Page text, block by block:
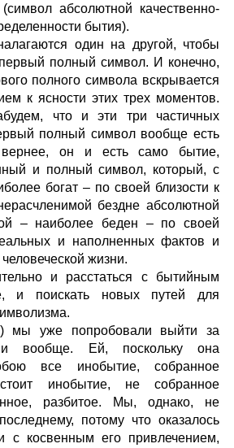
абсолютной качественно-
бытия).
один на другой, чтобы
полный символ. И конечно,
полного символа вскрывается
к ясности этих трех моментов.
что и эти три частичных
полный символ вообще есть
он и есть само бытие,
и полный символ, который, с
богат – по своей близости к
бездне абсолютной
– наиболее беден – по своей
и наполненных фактов и
жизни.
и расстаться с бытийным
и поискать новых путей для
уже попробовали выйти за
вообще. Ей, поскольку она
все инобытие, собранное
инобытие, не собранное
разбитое. Мы, однако, не
потому что оказалось
с косвенным его привлечением,